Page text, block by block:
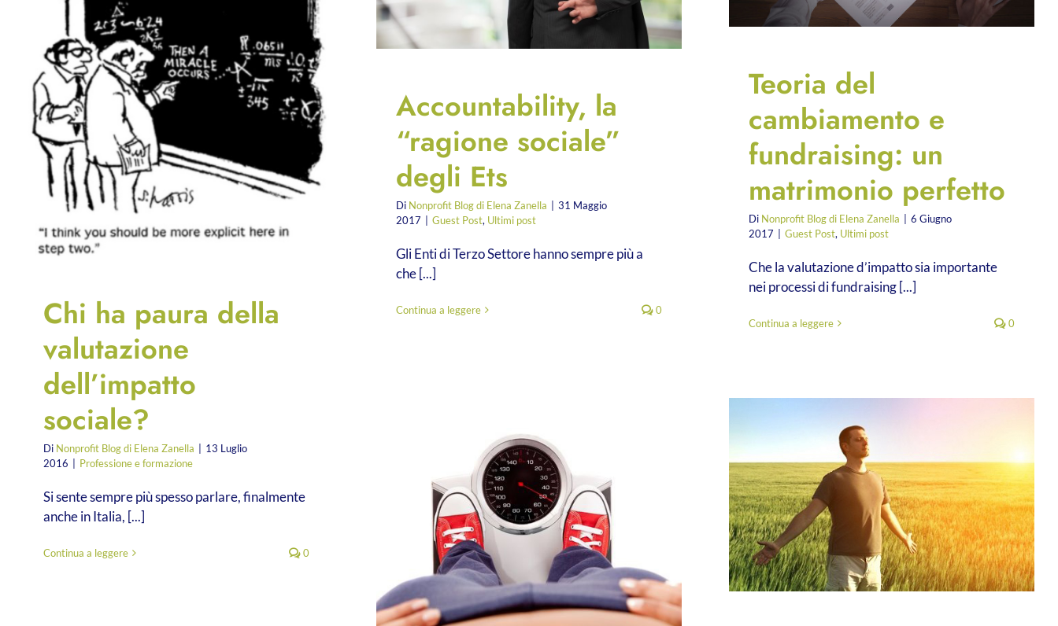
Teoria del
cambiamento e
fundraising: un
matrimonio perfetto
Di Nonprofit Blog di Elena Zanella | 6 Giugno
2017 | Guest Post, Ultimi post
Che la valutazione d’impatto sia importante
nei processi di fundraising [...]
Continua a leggere 0
Accountability, la
“ragione sociale”
degli Ets
Di Nonprofit Blog di Elena Zanella | 31 Maggio
2017 | Guest Post, Ultimi post
Gli Enti di Terzo Settore hanno sempre più a
che [...]
Continua a leggere 0
Chi ha paura della
valutazione
dell’impatto
sociale?
Di Nonprofit Blog di Elena Zanella
13 Luglio
2016
Professione e formazione
Si sente sempre più spesso parlare, finalmente
anche in Italia, [...]
Continua a leggere 0